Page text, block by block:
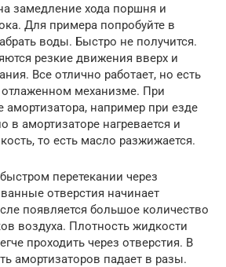
замедление хода поршня и
Для примера попробуйте в
воды. Быстро не получится.
резкие движения вверх и
Все отлично работает, но есть
отлаженном механизме. При
амортизатора, например при езде
в амортизаторе нагревается и
то есть масло разжижается.
перетекании через
отверстия начинает
появляется большое количество
воздуха. Плотность жидкости
проходить через отверстия. В
амортизаторов падает в разы.